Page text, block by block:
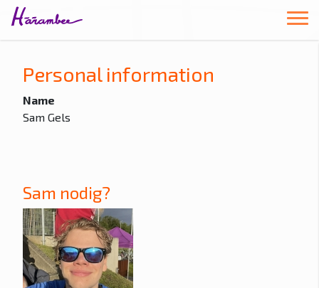
Personal information
Name
Sam Gels
Sam nodig?